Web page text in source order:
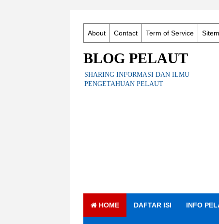
About Contact Term of Service
BLOG PELAUT
SHARING INFORMASI DAN ILMU
PENGETAHUAN PELAUT
HOME DAFTAR ISI INFO